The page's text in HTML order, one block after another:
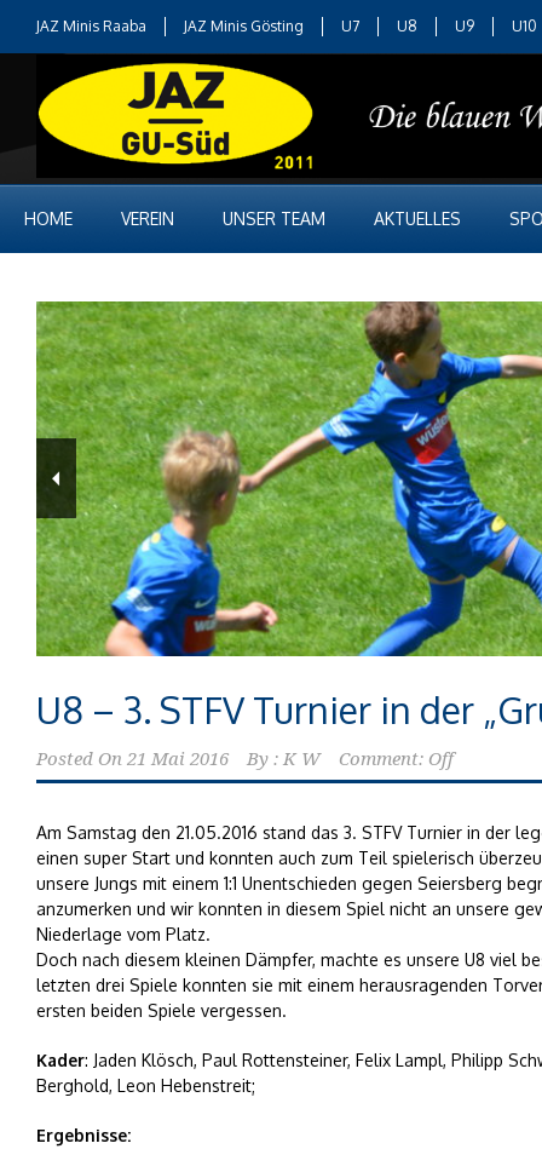
JAZ Minis Raaba JAZ Minis Gösting U7 U8 U9 U10
HOME VEREIN UNSER TEAM AKTUELLES
U8 – 3. STFV Turnier in der
Posted On 21 Mai 2016 By : K W Comment: Off
Am Samstag den 21.05.2016 stand das 3. STFV Turnier in der
einen super Start und konnten auch zum Teil spielerisch
unsere Jungs mit einem 1:1 Unentschieden gegen Seiersberg
anzumerken und wir konnten in diesem Spiel nicht an unsere
Niederlage vom Platz.
Doch nach diesem kleinen Dämpfer, machte es unsere U8 viel
letzten drei Spiele konnten sie mit einem herausragenden
ersten beiden Spiele vergessen.
Kader: Jaden Klösch, Paul Rottensteiner, Felix Lampl, Philipp
Berghold, Leon Hebenstreit;
Ergebnisse: